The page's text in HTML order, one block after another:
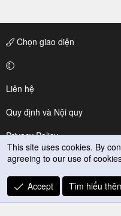
Chọn giao diện
Liên hệ
Quy định và Nội quy
Privacy Policy
Trợ giúp
R
S
This site uses cookies. By
agreeing to our use of
Accept Tìm hiểu